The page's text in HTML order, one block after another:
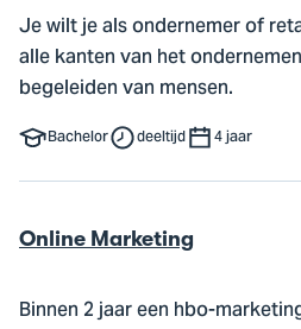
Je wilt je als ondernemer of
alle kanten van het
begeleiden van mensen.
Bachelor deeltijd 4 jaar
Online Marketing
Binnen 2 jaar een hbo-